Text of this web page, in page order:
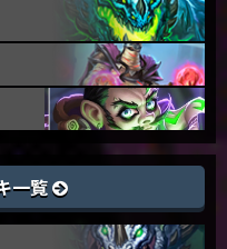
一覧